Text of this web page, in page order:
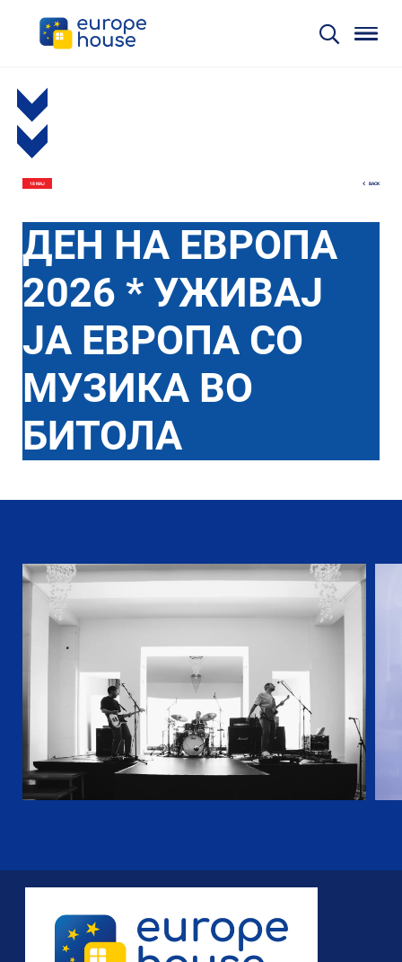
18 МАЈ BACK
ДЕН НА ЕВРОПА
2026 * УЖИВАЈ
ЈА ЕВРОПА СО
МУЗИКА ВО
БИТОЛА